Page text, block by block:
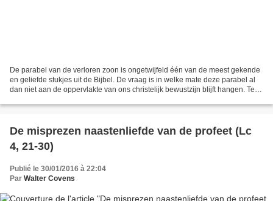
De parabel van de verloren zoon is ongetwijfeld één van de meest gekende
en geliefde stukjes uit de Bijbel. De vraag is in welke mate deze parabel al
dan niet aan de oppervlakte van ons christelijk bewustzijn blijft hangen. Ten
De misprezen naastenliefde van de profeet (Lc
4, 21-30)
Publié le 30/01/2016 à 22:04
Par Walter Covens